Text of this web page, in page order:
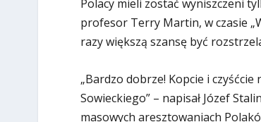
Polacy mieli zostać wyniszczeni
profesor Terry Martin, w czasie
razy większą szansę być
„Bardzo dobrze! Kopcie i
Sowieckiego” – napisał Józef
masowych aresztowaniach